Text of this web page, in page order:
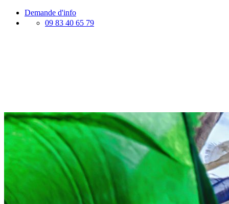
Demande d'info
09 83 40 65 79